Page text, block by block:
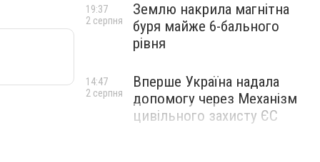
Землю накрила магнітна
буря майже 6-бального
рівня
19:37
2 серпня
Вперше Україна надала
допомогу через Механізм
цивільного захисту ЄС
14:47
2 серпня